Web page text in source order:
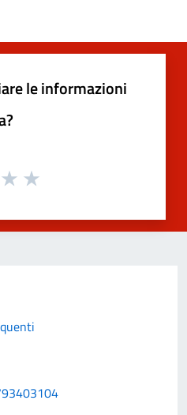
le informazioni